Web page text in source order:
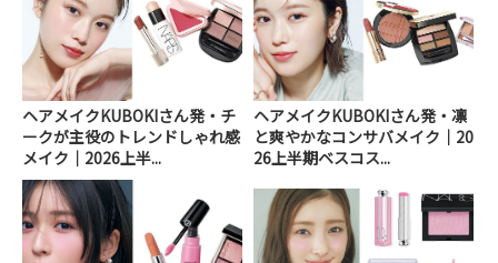
ヘアメイクKUBOKIさん発・チ
ークが主役のトレンドしゃれ感
メイク｜2026上半...
ヘアメイクKUBOKIさん発・凛
と爽やかなコンサバメイク｜20
26上半期ベスコス...